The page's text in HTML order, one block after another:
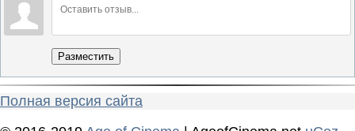
Разместить
Полная версия сайта